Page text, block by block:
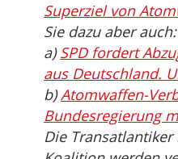
Superziel von
Sie dazu aber auch:
a)SPD fordert
aus Deutschland.
b)Atomwaffen-
Bundesregierung
Die